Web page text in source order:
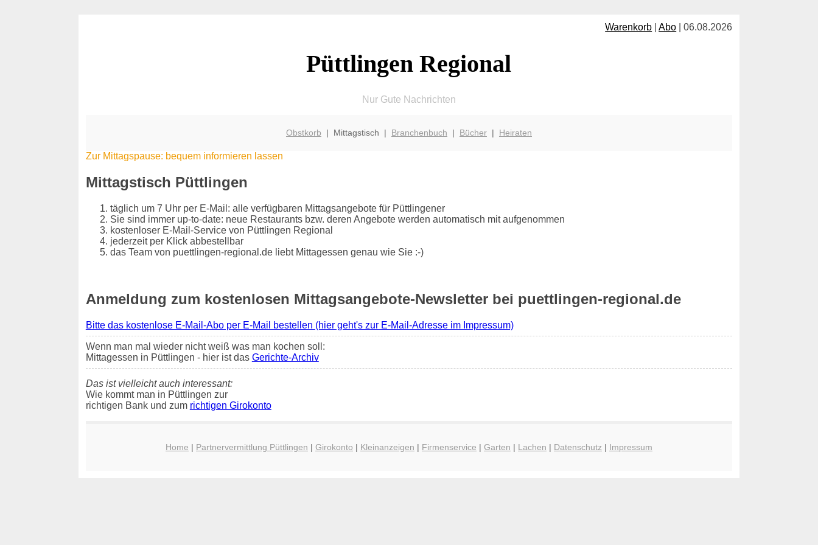
Warenkorb |Abo | 06.08.2026
Püttlingen Regional
Nur Gute Nachrichten
Obstkorb | Mittagstisch | Branchenbuch | Bücher| Heiraten
Zur Mittagspause: bequem informieren lassen
Mittagstisch Püttlingen
täglich um 7 Uhr per E-Mail: alle verfügbaren Mittagsangebote für Püttlingener
Sie sind immer up-to-date: neue Restaurants bzw. deren Angebote werden automatisch mit aufgenommen
kostenloser E-Mail-Service von Püttlingen Regional
jederzeit per Klick abbestellbar
das Team von puettlingen-regional.de liebt Mittagessen genau wie Sie :-)
Anmeldung zum kostenlosen Mittagsangebote-Newsletter bei puettlingen-regional.de
Bitte das kostenlose E-Mail-Abo per E-Mail bestellen (hier geht's zur E-Mail-Adresse im Impressum)
Wenn man mal wieder nicht weiß was man kochen soll:
Mittagessen in Püttlingen - hier ist das Gerichte-Archiv
Das ist vielleicht auch interessant:
Wie kommt man in Püttlingen zur
richtigen Bank und zum richtigen Girokonto
Home | Partnervermittlung Püttlingen | Girokonto | Kleinanzeigen | Firmenservice | Garten | Lachen | Datenschutz| Impressum